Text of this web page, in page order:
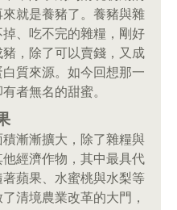
就是養豬了。養豬與雜
、吃不完的雜糧，剛好
，除了可以賣錢，又成
質來源。如今回想那一
者無名的甜蜜。
漸漸擴大，除了雜糧與
經濟作物，其中最具代
蘋果、水蜜桃與水梨等
清境農業改革的大門，